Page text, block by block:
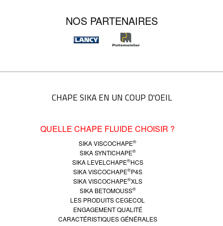
NOS PARTENAIRES
CHAPE SIKA EN UN COUP D'OEIL
QUELLE CHAPE FLUIDE CHOISIR ?
SIKA VISCOCHAPE®
SIKA SYNTICHAPE®
SIKA LEVELCHAPE®HCS
SIKA VISCOCHAPE®P4S
SIKA VISCOCHAPE®XLS
SIKA BETOMOUSS®
LES PRODUITS CEGECOL
ENGAGEMENT QUALITÉ
CARACTÉRISTIQUES GÉNÉRALES